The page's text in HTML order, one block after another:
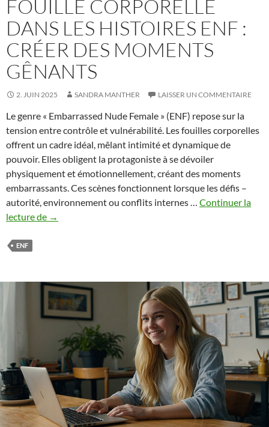
FOUILLE CORPORELLE
DANS LES HISTOIRES ENF :
CRÉER DES MOMENTS
GÊNANTS
2. JUIN 2025 SANDRA MANTHER LAISSER UN COMMENTAIRE
Le genre « Embarrassed Nude Female » (ENF) repose sur la
tension entre contrôle et vulnérabilité. Les fouilles corporelles
offrent un cadre idéal, mêlant intimité et dynamique de
pouvoir. Elles obligent la protagoniste à se dévoiler
physiquement et émotionnellement, créant des moments
embarrassants. Ces scènes fonctionnent lorsque les défis –
autorité, environnement ou conflits internes … Continuer la
lecture de Fouille
ENF
Créer
moments
gênants
→
ENF